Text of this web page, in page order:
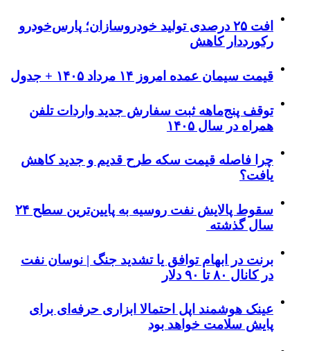
افت ۲۵ درصدی تولید خودروسازان؛ پارس‌خودرو
رکورددار کاهش
قیمت سیمان عمده امروز ۱۴ مرداد ۱۴۰۵ + جدول
توقف پنج‌ماهه ثبت سفارش جدید واردات تلفن
همراه در سال ۱۴۰۵
چرا فاصله قیمت سکه طرح قدیم و جدید کاهش
یافت؟
سقوط پالایش نفت روسیه به پایین‌ترین سطح ۲۴
سال گذشته
برنت در ابهام توافق یا تشدید جنگ | نوسان نفت
در کانال ۸۰ تا ۹۰ دلار
عینک هوشمند اپل احتمالا ابزاری حرفه‌ای برای
پایش سلامت خواهد بود